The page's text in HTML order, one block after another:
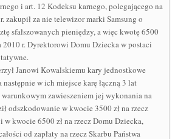
i art. 12 Kodeksu karnego, polegającego na
zakupił za nie telewizor marki Samsung o
sfałszowanych pieniędzy, a więc kwotę 6500
2010 r. Dyrektorowi Domu Dziecka w postaci
Janowi Kowalskiemu kary jednostkowe
w ich miejsce karę łączną 3 lat
zawieszeniem jej wykonania na
odszkodowanie w kwocie 3500 zł na rzecz
w kwocie 6500 zł na rzecz Domu Dziecka,
od zapłaty na rzecz Skarbu Państwa